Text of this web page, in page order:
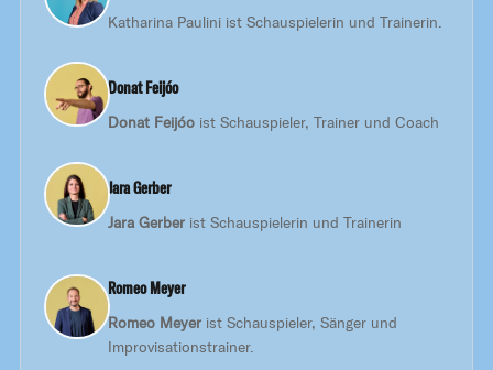
Katharina Paulini ist Schauspielerin und Trainerin.
Donat Feijóo
Donat Feijóoist Schauspieler, Trainer und Coach
Jara Gerber
Jara Gerberist Schauspielerin und Trainerin
Romeo Meyer
Romeo Meyerist Schauspieler, Sänger und
Improvisationstrainer.